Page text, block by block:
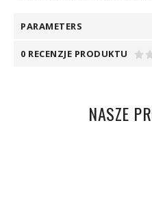
PARAMETERS
0 RECENZJE PRODUKTU
NASZE